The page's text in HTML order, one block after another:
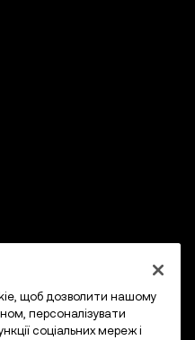
щоб дозволити нашому
персоналізувати
соціальних мереж і